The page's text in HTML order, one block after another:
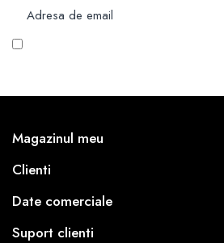
Mădălina Brândușe, Laura Sandu, Dan
David Schwartz, Roland Ibold.
Vreau să primesc newsletter cu promoțiile
Magazinul meu
Clienti
Date comerciale
Suport clienti